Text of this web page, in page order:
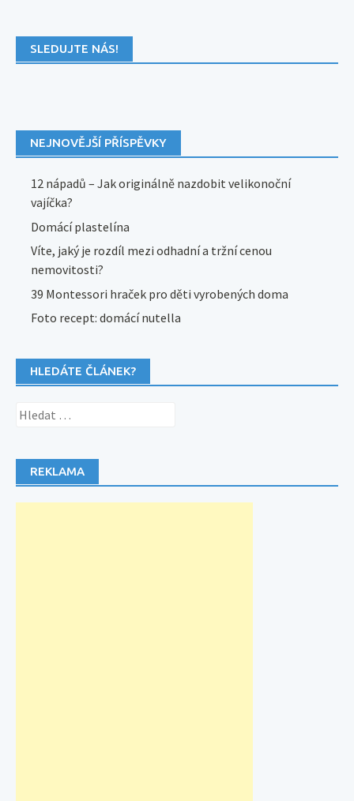
SLEDUJTE NÁS!
NEJNOVĚJŠÍ PŘÍSPĚVKY
12 nápadů – Jak originálně nazdobit velikonoční
vajíčka?
Domácí plastelína
Víte, jaký je rozdíl mezi odhadní a tržní cenou
nemovitosti?
39 Montessori hraček pro děti vyrobených doma
Foto recept: domácí nutella
HLEDÁTE ČLÁNEK?
Vyhledávání
REKLAMA